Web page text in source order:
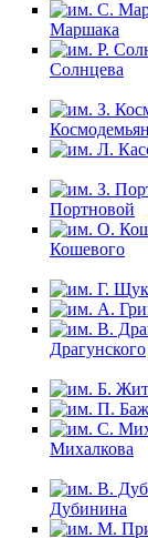
Маршака
Солнцева
Портновой
Кошевого
Драгунского
Михалкова
Дубинина